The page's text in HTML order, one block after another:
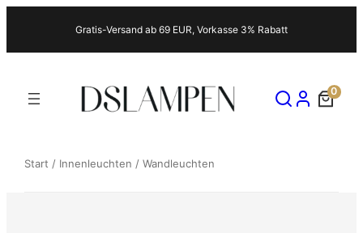
springen
Gratis-Versand ab 69 EUR, Vorkasse 3% Rabatt
0
Start / Innenleuchten / Wandleuchten